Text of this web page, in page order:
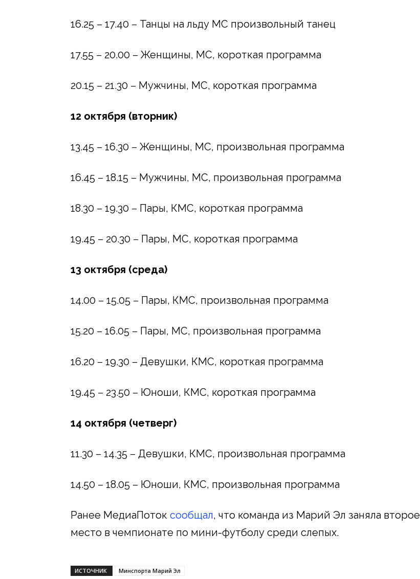
16.25 – 17.40 – Танцы на льду МС произвольный танец
17.55 – 20.00 – Женщины, МС, короткая программа
20.15 – 21.30 – Мужчины, МС, короткая программа
12 октября (вторник)
13.45 – 16.30 – Женщины, МС, произвольная программа
16.45 – 18.15 – Мужчины, МС, произвольная программа
18.30 – 19.30 – Пары, КМС, короткая программа
19.45 – 20.30 – Пары, МС, короткая программа
13 октября (среда)
14.00 – 15.05 – Пары, КМС, произвольная программа
15.20 – 16.05 – Пары, МС, произвольная программа
16.20 – 19.30 – Девушки, КМС, короткая программа
19.45 – 23.50 – Юноши, КМС, короткая программа
14 октября (четверг)
11.30 – 14.35 – Девушки, КМС, произвольная программа
14.50 – 18.05 – Юноши, КМС, произвольная программа
Ранее МедиаПоток сообщал, что команда из Марий Эл заняла второе
место в чемпионате по мини-футболу среди слепых.
ИСТОЧНИК Минспорта Марий Эл